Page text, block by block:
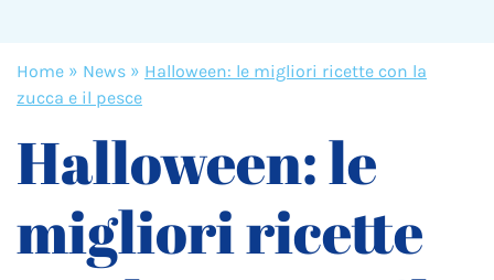
Home » News » Halloween: le migliori ricette con la
zucca e il pesce
Halloween: le
migliori ricette